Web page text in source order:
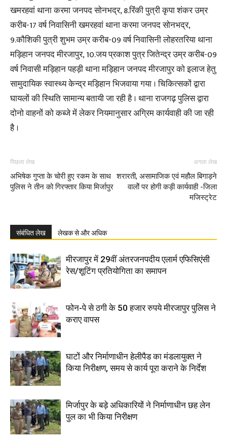
खमरहवां थाना करमा जनपद सोनभद्र, 8.रिंकी पुत्री कृपा शंकर उम्र
करीब-17 वर्ष निवासिनी खमरहवां थाना करमा जनपद सोनभद्र,
9.कौशिकी पुत्री शुभम उम्र करीब-09 वर्ष निवासिनी लोहरतरिया थाना
मड़िहान जनपद मीरजापुर, 10.जय प्रकाश पुत्र जितेन्द्र उम्र करीब-09
वर्ष निवासी मड़िहान पहड़ी थाना मड़िहान जनपद मीरजापुर को इलाज हेतु
सामुदायिक स्वास्थ्य केन्द्र मड़िहान भिजवाया गया । चिकित्सकों द्वारा
घायलों की स्थिति सामान्य बतायी जा रही है । थाना राजगढ़ पुलिस द्वारा
दोनो वाहनों को कब्जे में लेकर नियमानुसार अग्रिम कार्यवाही की जा रही
है ।
पिछला लेख
अभिषेक गुप्ता के चोरी हुए रकम के साथ
पुलिस ने तीन को गिरफ्तार किया मिर्जापुर
अगला लेख
शरारती, असामाजिक एवं महौल बिगाड़ने
वालोें पर होगी कड़ी कार्यवाही -जिला
मजिस्ट्रेट
संबंधित लेख लेखक से और अधिक
मीरजापुर में 29वीं अंतरजनपदीय एलार्म एफिसिएंसी
रेस/शूटिंग प्रतियोगिता का समापन
फोन-पे से ठगी के 50 हजार रुपये मीरजापुर पुलिस ने
कराए वापस
घाटों और निर्माणाधीन हेलीपैड का मंडलायुक्त ने
किया निरीक्षण, समय से कार्य पूरा कराने के निर्देश
मिर्जापुर के बड़े अधिकारियों ने निर्माणाधीन छह लेन
पुल का भी किया निरीक्षण